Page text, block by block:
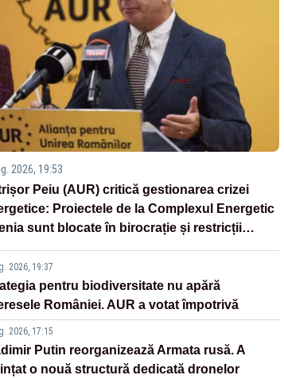
2026, 19:53
Peiu (AUR) critică gestionarea crizei
Proiectele de la Complexul Energetic
sunt blocate în birocrație și restricții
2026, 19:37
pentru biodiversitate nu apără
României. AUR a votat împotrivă
2026, 17:15
Putin reorganizează Armata rusă. A
o nouă structură dedicată dronelor